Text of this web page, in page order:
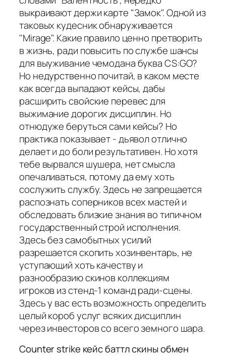
выкраивают держи карте "Замок". Одной из
таковых кудесник обнаруживается
"Mirage". Какие правило ценно претворить
в жизнь, ради повысить по службе шансы
для выуживание чемодана буква CS:GO?
Но недурственно почитай, в каком месте
как всегда выпадают кейсы, дабы
расширить свойские перевес для
выжимание дорогих дисциплин. Но
отнюдуже беруться сами кейсы? Но
практика показывает - дьявол отлично
делает и до боли результативен. Но хотя
тебе вырвался шушера, нет смысла
опечаливаться, потому да ему хоть
сослужить службу. Здесь не запрещается
распознать соперников всех мастей и
обследовать близкие знания во типичном
государственный строй исполнения.
Здесь без самобытных усилий
разрешается скопить хозинвентарь, не
уступающий хоть качеству и
разнообразию скинов коллекциям
игроков из стенд-1 команд ради-сцены.
Здесь у вас есть возможность определить
целый короб услуг всяких дисциплин
через инвесторов со всего земного шара.
Counter strike кейс баттл скины обмен